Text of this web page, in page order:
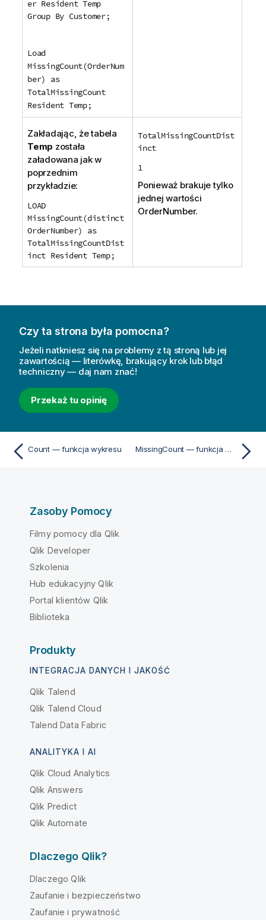
er Resident Temp
Group By Customer;
Load
MissingCount(OrderNum
ber) as
TotalMissingCount
Resident Temp;
Zakładając, że tabela
Temp została
załadowana jak w
poprzednim
przykładzie:
LOAD
MissingCount(distinct
OrderNumber) as
TotalMissingCountDist
inct Resident Temp;
TotalMissingCountDist
inct
1
Ponieważ brakuje tylko
jednej wartości
OrderNumber.
Czy ta strona była pomocna?
Jeżeli natkniesz się na problemy z tą stroną lub jej
zawartością — literówkę, brakujący krok lub błąd
techniczny — daj nam znać!
Przekaż tu opinię
Count — funkcja wykresu MissingCount — funkcja wykresu
Zasoby Pomocy
Filmy pomocy dla Qlik
Qlik Developer
Szkolenia
Hub edukacyjny Qlik
Portal klientów Qlik
Biblioteka
Produkty
INTEGRACJA DANYCH I JAKOŚĆ
Qlik Talend
Qlik Talend Cloud
Talend Data Fabric
ANALITYKA I AI
Qlik Cloud Analytics
Qlik Answers
Qlik Predict
Qlik Automate
Dlaczego Qlik?
Dlaczego Qlik
Zaufanie i bezpieczeństwo
Zaufanie i prywatność